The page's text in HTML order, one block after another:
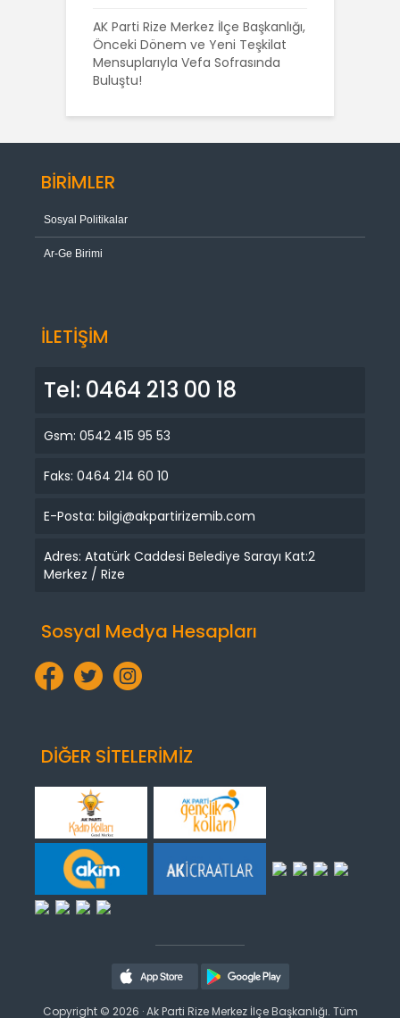
AK Parti Rize Merkez İlçe Başkanlığı,
Önceki Dönem ve Yeni Teşkilat
Mensuplarıyla Vefa Sofrasında
Buluştu!
BİRİMLER
Sosyal Politikalar
Ar-Ge Birimi
İLETİŞİM
Tel: 0464 213 00 18
Gsm: 0542 415 95 53
Faks: 0464 214 60 10
E-Posta: bilgi@akpartirizemib.com
Adres: Atatürk Caddesi Belediye Sarayı Kat:2
Merkez / Rize
Sosyal Medya Hesapları
DİĞER SİTELERİMİZ
Copyright © 2026 · Ak Parti Rize Merkez İlçe Başkanlığı. Tüm